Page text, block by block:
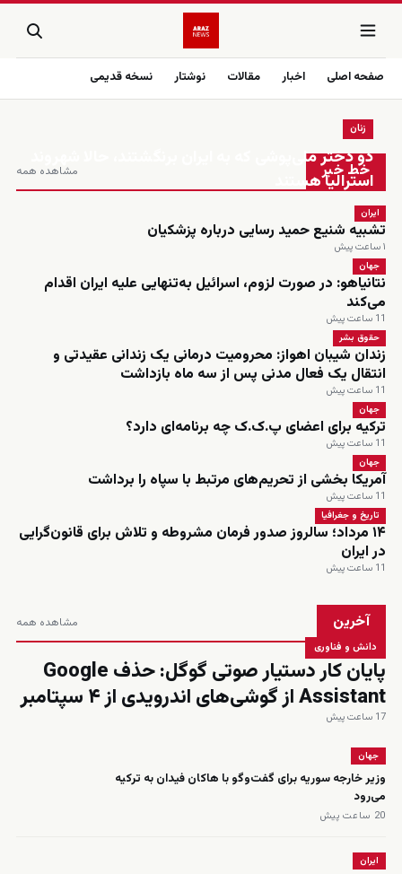
صفحه اصلی اخبار مقالات نوشتار نسخه قدیمی
زنده
خط خبر مشاهده همه
زنان
دو دختر ملی‌پوشی که به ایران برنگشتند، حالا شهروند
استرالیا هستند
ایران
تشبیه شنیع حمید رسایی درباره پزشکیان
۱ ساعت پیش
جهان
نتانیاهو: در صورت لزوم، اسرائیل به‌تنهایی علیه ایران اقدام
می‌کند
11 ساعت پیش
حقوق بشر
زندان شیبان اهواز: محرومیت درمانی یک زندانی عقیدتی و
انتقال یک فعال مدنی پس از سه ماه بازداشت
11 ساعت پیش
جهان
ترکیه برای اعضای پ.ک.ک چه برنامه‌ای دارد؟
11 ساعت پیش
جهان
آمریکا بخشی از تحریم‌های مرتبط با سپاه را برداشت
11 ساعت پیش
تاریخ و جغرافیا
۱۴ مرداد؛ سالروز صدور فرمان مشروطه و تلاش برای قانون‌گرایی
در ایران
11 ساعت پیش
آخرین مشاهده همه
دانش و فناوری
پایان کار دستیار صوتی گوگل: حذف Google
Assistant از گوشی‌های اندرویدی از ۴ سپتامبر
17 ساعت پیش
جهان
وزیر خارجه سوریه برای گفت‌وگو با هاکان فیدان به ترکیه
می‌رود
20 ساعت پیش
ایران